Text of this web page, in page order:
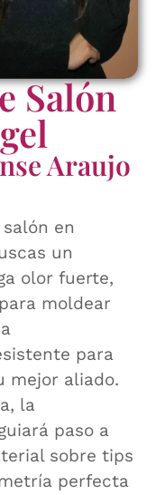
Salón
Araujo
en
un
olor fuerte,
moldear
para
mejor aliado.
la
paso a
sobre tips
perfecta